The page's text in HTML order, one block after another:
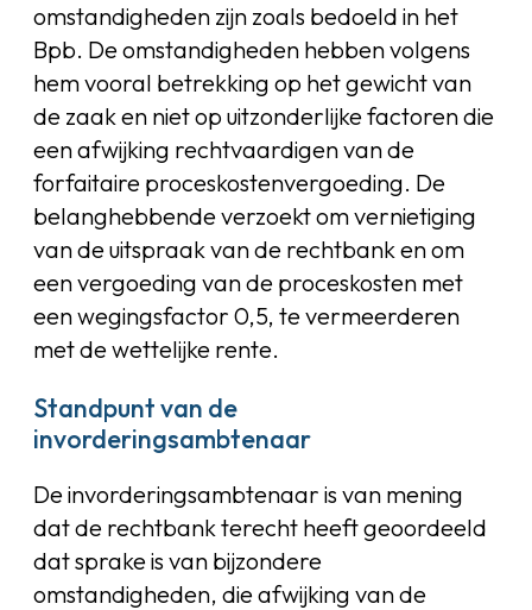
omstandigheden zijn zoals bedoeld in het
Bpb. De omstandigheden hebben volgens
hem vooral betrekking op het gewicht van
de zaak en niet op uitzonderlijke factoren die
een afwijking rechtvaardigen van de
forfaitaire proceskostenvergoeding. De
belanghebbende verzoekt om vernietiging
van de uitspraak van de rechtbank en om
een vergoeding van de proceskosten met
een wegingsfactor 0,5, te vermeerderen
met de wettelijke rente.
Standpunt van de
invorderingsambtenaar
De invorderingsambtenaar is van mening
dat de rechtbank terecht heeft geoordeeld
dat sprake is van bijzondere
omstandigheden, die afwijking van de